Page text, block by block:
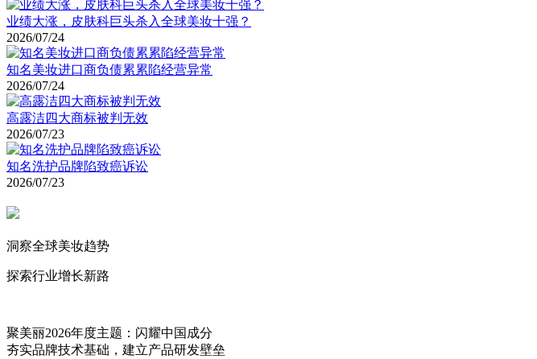
业绩大涨，皮肤科巨头杀入全球美妆十强？
2026/07/24
知名美妆进口商负债累累陷经营异常
2026/07/24
高露洁四大商标被判无效
2026/07/23
知名洗护品牌陷致癌诉讼
2026/07/23
洞察全球美妆趋势
探索行业增长新路
聚美丽2026年度主题：闪耀中国成分
夯实品牌技术基础，建立产品研发壁垒